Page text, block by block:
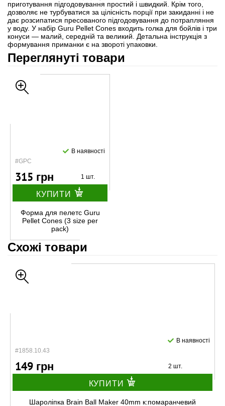
приготування підгодовування простий і швидкий. Крім того,
дозволяє не турбуватися за цілісність порції при закиданні і не
дає розсипатися пресованого підгодовування до потрапляння
у воду. У набір Guru Pellet Cones входить голка для бойлів і три
конуси — малий, середній та великий. Детальна інструкція з
формування приманки є на звороті упаковки.
Переглянуті товари
#GPC
В наявності
315 грн 1 шт.
КУПИТИ
Форма для пелетс Guru
Pellet Cones (3 size per
pack)
Схожі товари
#1858.10.43
В наявності
149 грн 2 шт.
КУПИТИ
Шароліпка Brain Ball Maker 40mm к:помаранчевий